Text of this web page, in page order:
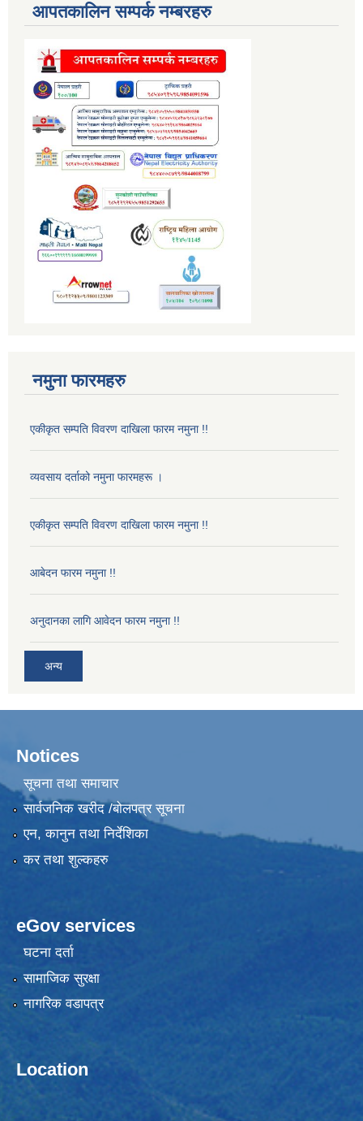
आपतकालिन सम्पर्क नम्बरहरु
नमुना फारमहरु
एकीकृत सम्पति विवरण दाखिला फारम नमुना !!
व्यवसाय दर्ताको नमुना फारमहरू ।
एकीकृत सम्पति विवरण दाखिला फारम नमुना !!
आबेदन फारम नमुना !!
अनुदानका लागि आवेदन फारम नमुना !!
अन्य
Notices
सूचना तथा समाचार
सार्वजनिक खरीद /बोलपत्र सूचना
एन, कानुन तथा निर्देशिका
कर तथा शुल्कहरु
eGov services
घटना दर्ता
सामाजिक सुरक्षा
नागरिक वडापत्र
Location